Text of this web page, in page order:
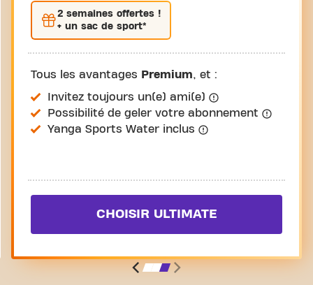
2 semaines offertes !
+ un sac de sport*
Tous les avantages Premium, et :
Invitez toujours un(e) ami(e)
Possibilité de geler votre abonnement
Yanga Sports Water inclus
CHOISIR ULTIMATE